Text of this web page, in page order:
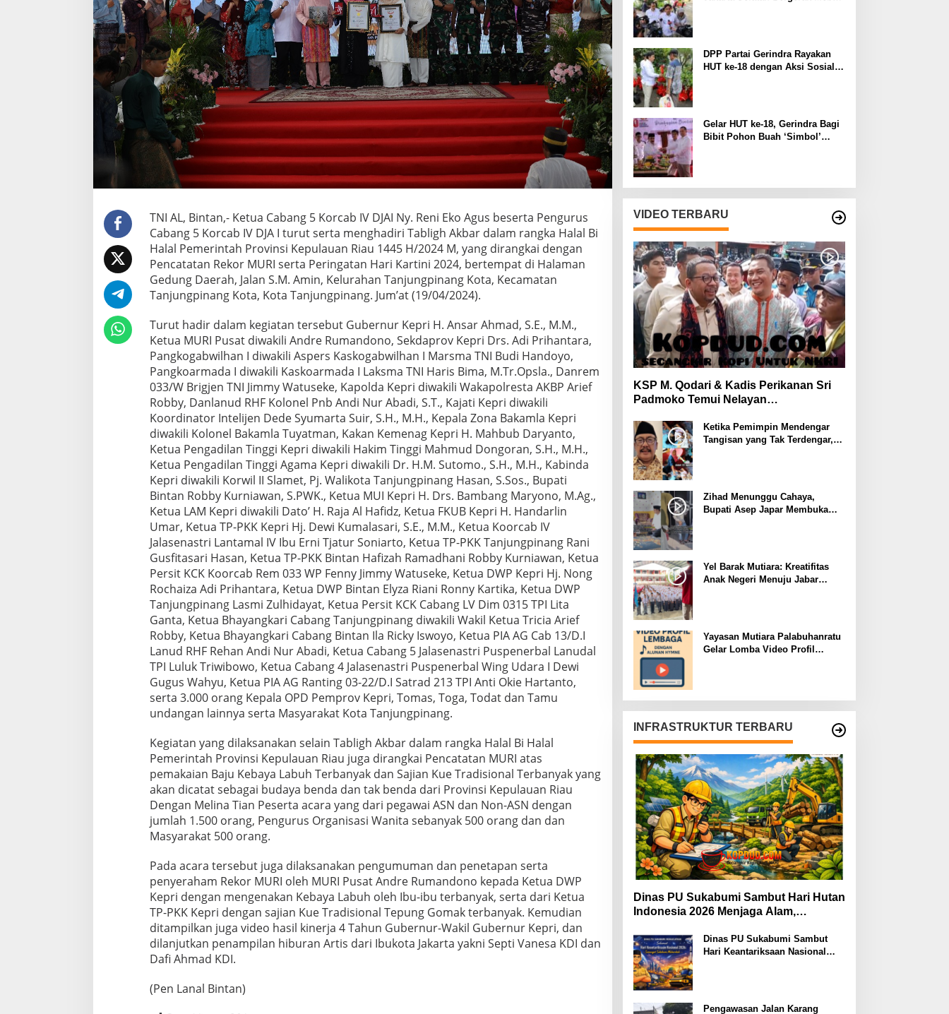
T
u
r
u
t
S
r
t
a
H
d
i
r
T
a
b
l
i
g
h
A
b
a
r
d
a
n
P
e
n
c
a
t
a
t
a
n
R
e
k
o
r
M
U
R
I
P
e
r
i
n
a
a
n
H
r
i
K
a
i
n
i
2
0
2
4
d
K
TNI AL, Bintan,- Ketua Cabang 5 Korcab IV DJAI Ny. Reni Eko Agus beserta Pengurus
Cabang 5 Korcab IV DJA I turut serta menghadiri Tabligh Akbar dalam rangka Halal Bi
Halal Pemerintah Provinsi Kepulauan Riau 1445 H/2024 M, yang dirangkai dengan
Pencatatan Rekor MURI serta Peringatan Hari Kartini 2024, bertempat di Halaman
Gedung Daerah, Jalan S.M. Amin, Kelurahan Tanjungpinang Kota, Kecamatan
Tanjungpinang Kota, Kota Tanjungpinang. Jum’at (19/04/2024).
Turut hadir dalam kegiatan tersebut Gubernur Kepri H. Ansar Ahmad, S.E., M.M.,
Ketua MURI Pusat diwakili Andre Rumandono, Sekdaprov Kepri Drs. Adi Prihantara,
Pangkogabwilhan I diwakili Aspers Kaskogabwilhan I Marsma TNI Budi Handoyo,
Pangkoarmada I diwakili Kaskoarmada I Laksma TNI Haris Bima, M.Tr.Opsla., Danrem
033/W Brigjen TNI Jimmy Watuseke, Kapolda Kepri diwakili Wakapolresta AKBP Arief
Robby, Danlanud RHF Kolonel Pnb Andi Nur Abadi, S.T., Kajati Kepri diwakili
Koordinator Intelijen Dede Syumarta Suir, S.H., M.H., Kepala Zona Bakamla Kepri
diwakili Kolonel Bakamla Tuyatman, Kakan Kemenag Kepri H. Mahbub Daryanto,
Ketua Pengadilan Tinggi Kepri diwakili Hakim Tinggi Mahmud Dongoran, S.H., M.H.,
Ketua Pengadilan Tinggi Agama Kepri diwakili Dr. H.M. Sutomo., S.H., M.H., Kabinda
Kepri diwakili Korwil II Slamet, Pj. Walikota Tanjungpinang Hasan, S.Sos., Bupati
Bintan Robby Kurniawan, S.PWK., Ketua MUI Kepri H. Drs. Bambang Maryono, M.Ag.,
Ketua LAM Kepri diwakili Dato’ H. Raja Al Hafidz, Ketua FKUB Kepri H. Handarlin
Umar, Ketua TP-PKK Kepri Hj. Dewi Kumalasari, S.E., M.M., Ketua Koorcab IV
Jalasenastri Lantamal IV Ibu Erni Tjatur Soniarto, Ketua TP-PKK Tanjungpinang Rani
Gusfitasari Hasan, Ketua TP-PKK Bintan Hafizah Ramadhani Robby Kurniawan, Ketua
Persit KCK Koorcab Rem 033 WP Fenny Jimmy Watuseke, Ketua DWP Kepri Hj. Nong
Rochaiza Adi Prihantara, Ketua DWP Bintan Elyza Riani Ronny Kartika, Ketua DWP
Tanjungpinang Lasmi Zulhidayat, Ketua Persit KCK Cabang LV Dim 0315 TPI Lita
Ganta, Ketua Bhayangkari Cabang Tanjungpinang diwakili Wakil Ketua Tricia Arief
Robby, Ketua Bhayangkari Cabang Bintan Ila Ricky Iswoyo, Ketua PIA AG Cab 13/D.I
Lanud RHF Rehan Andi Nur Abadi, Ketua Cabang 5 Jalasenastri Puspenerbal Lanudal
TPI Luluk Triwibowo, Ketua Cabang 4 Jalasenastri Puspenerbal Wing Udara I Dewi
Gugus Wahyu, Ketua PIA AG Ranting 03-22/D.I Satrad 213 TPI Anti Okie Hartanto,
serta 3.000 orang Kepala OPD Pemprov Kepri, Tomas, Toga, Todat dan Tamu
undangan lainnya serta Masyarakat Kota Tanjungpinang.
Kegiatan yang dilaksanakan selain Tabligh Akbar dalam rangka Halal Bi Halal
Pemerintah Provinsi Kepulauan Riau juga dirangkai Pencatatan MURI atas
pemakaian Baju Kebaya Labuh Terbanyak dan Sajian Kue Tradisional Terbanyak yang
akan dicatat sebagai budaya benda dan tak benda dari Provinsi Kepulauan Riau
Dengan Melina Tian Peserta acara yang dari pegawai ASN dan Non-ASN dengan
jumlah 1.500 orang, Pengurus Organisasi Wanita sebanyak 500 orang dan dan
Masyarakat 500 orang.
Pada acara tersebut juga dilaksanakan pengumuman dan penetapan serta
penyeraham Rekor MURI oleh MURI Pusat Andre Rumandono kepada Ketua DWP
Kepri dengan mengenakan Kebaya Labuh oleh Ibu-ibu terbanyak, serta dari Ketua
TP-PKK Kepri dengan sajian Kue Tradisional Tepung Gomak terbanyak. Kemudian
ditampilkan juga video hasil kinerja 4 Tahun Gubernur-Wakil Gubernur Kepri, dan
dilanjutkan penampilan hiburan Artis dari Ibukota Jakarta yakni Septi Vanesa KDI dan
Dafi Ahmad KDI.
(Pen Lanal Bintan)
DPP Partai Gerindra Rayakan
HUT ke-18 dengan Aksi Sosial
Gelar HUT ke-18, Gerindra Bagi
Bibit Pohon Buah ‘Simbol’
VIDEO TERBARU
KSP M. Qodari & Kadis Perikanan Sri
Padmoko Temui Nelayan
Ketika Pemimpin Mendengar
Tangisan yang Tak Terdengar,
Zihad Menunggu Cahaya,
Bupati Asep Japar Membuka
Yel Barak Mutiara: Kreatifitas
Anak Negeri Menuju Jabar
Yayasan Mutiara Palabuhanratu
Gelar Lomba Video Profil
INFRASTRUKTUR TERBARU
Dinas PU Sukabumi Sambut Hari Hutan
Indonesia 2026 Menjaga Alam,
Dinas PU Sukabumi Sambut
Hari Keantariksaan Nasional
Pengawasan Jalan Karang